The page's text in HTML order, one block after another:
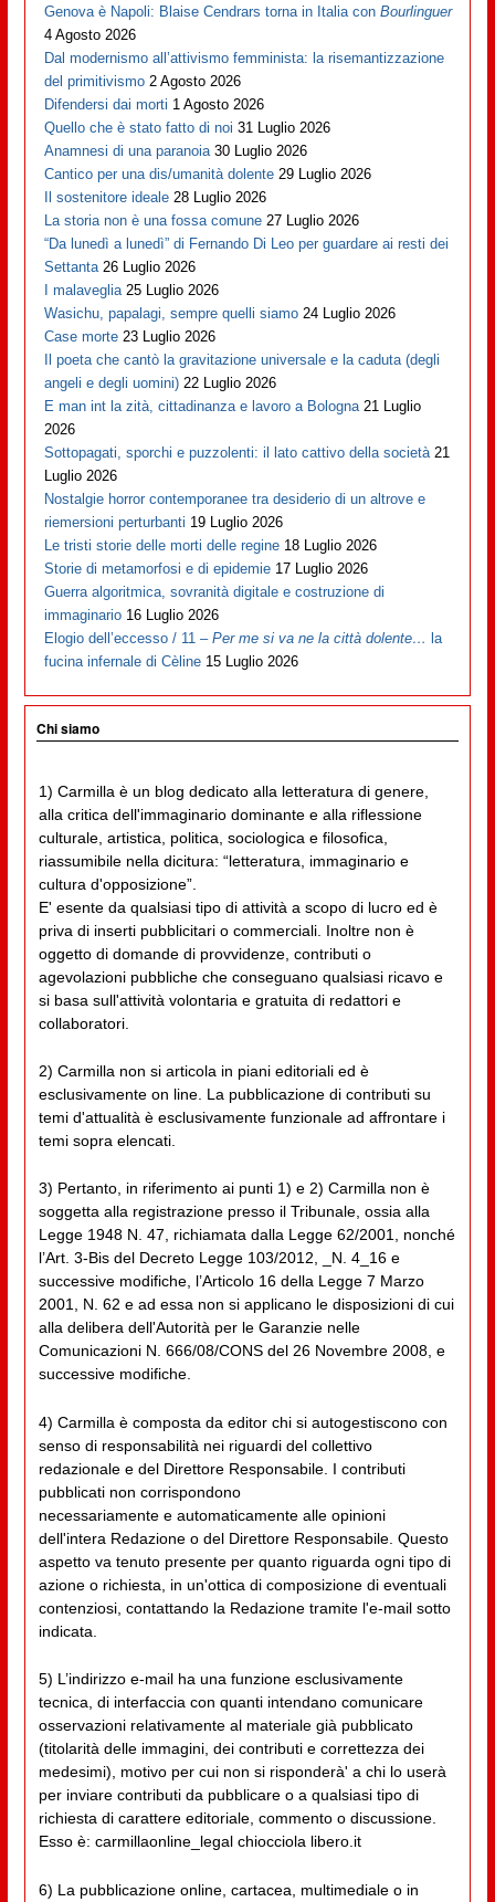
Genova è Napoli: Blaise Cendrars torna in Italia conBourlinguer
4 Agosto 2026
Dal modernismo all’attivismo femminista: la risemantizzazione
del primitivismo 2 Agosto 2026
Difendersi dai morti 1 Agosto 2026
Quello che è stato fatto di noi 31 Luglio 2026
Anamnesi di una paranoia 30 Luglio 2026
Cantico per una dis/umanità dolente 29 Luglio 2026
Il sostenitore ideale 28 Luglio 2026
La storia non è una fossa comune 27 Luglio 2026
“Da lunedì a lunedì” di Fernando Di Leo per guardare ai resti dei
Settanta 26 Luglio 2026
I malaveglia 25 Luglio 2026
Wasichu, papalagi, sempre quelli siamo 24 Luglio 2026
Case morte 23 Luglio 2026
Il poeta che cantò la gravitazione universale e la caduta (degli
angeli e degli uomini) 22 Luglio 2026
E man int la zità, cittadinanza e lavoro a Bologna 21 Luglio
2026
Sottopagati, sporchi e puzzolenti: il lato cattivo della società 21
Luglio 2026
Nostalgie horror contemporanee tra desiderio di un altrove e
riemersioni perturbanti 19 Luglio 2026
Le tristi storie delle morti delle regine 18 Luglio 2026
Storie di metamorfosi e di epidemie 17 Luglio 2026
Guerra algoritmica, sovranità digitale e costruzione di
immaginario 16 Luglio 2026
Elogio dell’eccesso / 11 –Per me si va ne la città dolente… la
fucina infernale di Cèline 15 Luglio 2026
Chi siamo
1) Carmilla è un blog dedicato alla letteratura di genere,
alla critica dell'immaginario dominante e alla riflessione
culturale, artistica, politica, sociologica e filosofica,
riassumibile nella dicitura: “letteratura, immaginario e
cultura d'opposizione”.
E' esente da qualsiasi tipo di attività a scopo di lucro ed è
priva di inserti pubblicitari o commerciali. Inoltre non è
oggetto di domande di provvidenze, contributi o
agevolazioni pubbliche che conseguano qualsiasi ricavo e
si basa sull'attività volontaria e gratuita di redattori e
collaboratori.
2) Carmilla non si articola in piani editoriali ed è
esclusivamente on line. La pubblicazione di contributi su
temi d'attualità è esclusivamente funzionale ad affrontare i
temi sopra elencati.
3) Pertanto, in riferimento ai punti 1) e 2) Carmilla non è
soggetta alla registrazione presso il Tribunale, ossia alla
Legge 1948 N. 47, richiamata dalla Legge 62/2001, nonché
l’Art. 3-Bis del Decreto Legge 103/2012, _N. 4_16 e
successive modifiche, l’Articolo 16 della Legge 7 Marzo
2001, N. 62 e ad essa non si applicano le disposizioni di cui
alla delibera dell'Autorità per le Garanzie nelle
Comunicazioni N. 666/08/CONS del 26 Novembre 2008, e
successive modifiche.
4) Carmilla è composta da editor chi si autogestiscono con
senso di responsabilità nei riguardi del collettivo
redazionale e del Direttore Responsabile. I contributi
pubblicati non corrispondono
necessariamente e automaticamente alle opinioni
dell'intera Redazione o del Direttore Responsabile. Questo
aspetto va tenuto presente per quanto riguarda ogni tipo di
azione o richiesta, in un'ottica di composizione di eventuali
contenziosi, contattando la Redazione tramite l'e-mail sotto
indicata.
5) L’indirizzo e-mail ha una funzione esclusivamente
tecnica, di interfaccia con quanti intendano comunicare
osservazioni relativamente al materiale già pubblicato
(titolarità delle immagini, dei contributi e correttezza dei
medesimi), motivo per cui non si risponderà' a chi lo userà
per inviare contributi da pubblicare o a qualsiasi tipo di
richiesta di carattere editoriale, commento o discussione.
Esso è: carmillaonline_legal chiocciola libero.it
6) La pubblicazione online, cartacea, multimediale o in